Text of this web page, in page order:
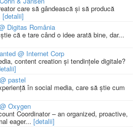
care să gândească și să producă
[detalii]
Digitas România
că e tare când o idee arată bine, dar...
@ Internet Corp
content creation și tendințele digitale?
pastel
în social media, care să știe cum
Oxygen
Coordinator – an organized, proactive,
eager... [detalii]